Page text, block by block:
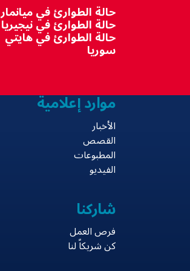
حالة الطوارئ في ميانمار
حالة الطوارئ في نيجيريا
حالة الطوارئ في هايتي
سوريا
موارد إعلامية
الأخبار
القصص
المطبوعات
الفيديو
شاركنا
فرص العمل
كن شريكاً لنا